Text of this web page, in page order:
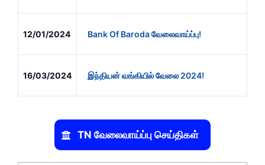
12/01/2024 Bank Of Baroda வேலைவாய்ப்பு!
16/03/2024 இந்தியன் வங்கியில் வேலை 2024!
TN வேலைவாய்ப்பு செய்திகள்